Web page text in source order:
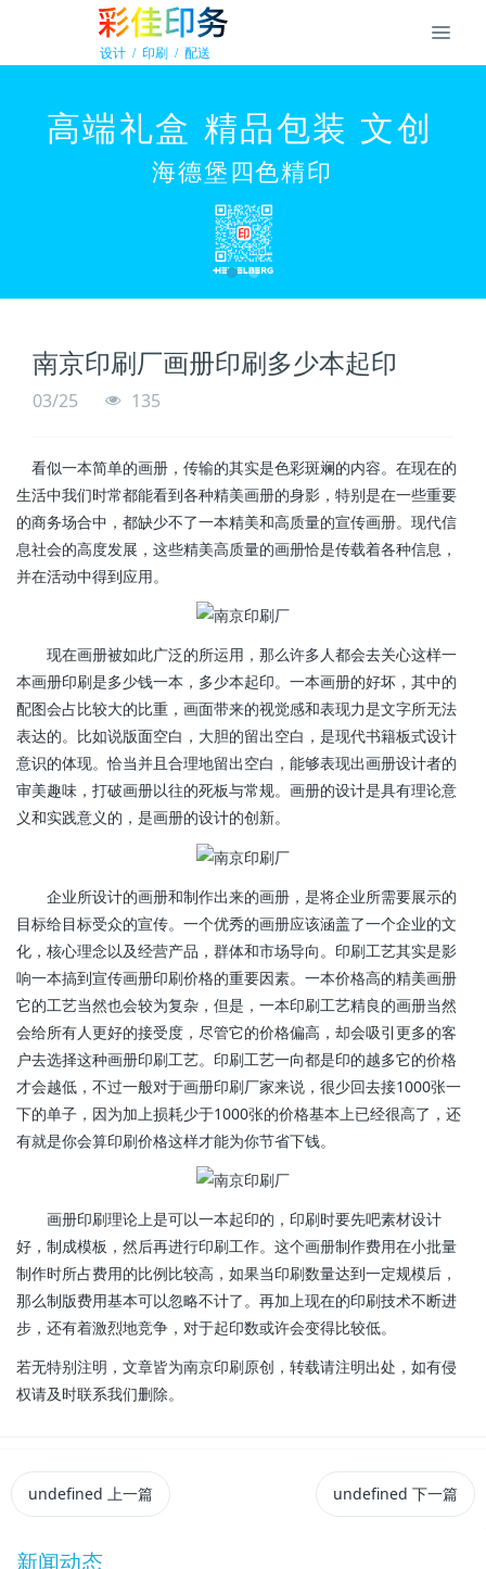
南京印刷厂画册印刷多少本起印
03/25 135
看似一本简单的画册，传输的其实是色彩斑斓的内容。在现在的
生活中我们时常都能看到各种精美画册的身影，特别是在一些重要
的商务场合中，都缺少不了一本精美和高质量的宣传画册。现代信
息社会的高度发展，这些精美高质量的画册恰是传载着各种信息，
并在活动中得到应用。
现在画册被如此广泛的所运用，那么许多人都会去关心这样一
本画册印刷是多少钱一本，多少本起印。一本画册的好坏，其中的
配图会占比较大的比重，画面带来的视觉感和表现力是文字所无法
表达的。比如说版面空白，大胆的留出空白，是现代书籍板式设计
意识的体现。恰当并且合理地留出空白，能够表现出画册设计者的
审美趣味，打破画册以往的死板与常规。画册的设计是具有理论意
义和实践意义的，是画册的设计的创新。
企业所设计的画册和制作出来的画册，是将企业所需要展示的
目标给目标受众的宣传。一个优秀的画册应该涵盖了一个企业的文
化，核心理念以及经营产品，群体和市场导向。印刷工艺其实是影
响一本搞到宣传画册印刷价格的重要因素。一本价格高的精美画册
它的工艺当然也会较为复杂，但是，一本印刷工艺精良的画册当然
会给所有人更好的接受度，尽管它的价格偏高，却会吸引更多的客
户去选择这种画册印刷工艺。印刷工艺一向都是印的越多它的价格
才会越低，不过一般对于画册印刷厂家来说，很少回去接1000张一
下的单子，因为加上损耗少于1000张的价格基本上已经很高了，还
有就是你会算印刷价格这样才能为你节省下钱。
画册印刷理论上是可以一本起印的，印刷时要先吧素材设计
好，制成模板，然后再进行印刷工作。这个画册制作费用在小批量
制作时所占费用的比例比较高，如果当印刷数量达到一定规模后，
那么制版费用基本可以忽略不计了。再加上现在的印刷技术不断进
步，还有着激烈地竞争，对于起印数或许会变得比较低。
若无特别注明，文章皆为南京印刷原创，转载请注明出处，如有侵
权请及时联系我们删除。
undefined 上一篇 undefined 下一篇
新闻动态